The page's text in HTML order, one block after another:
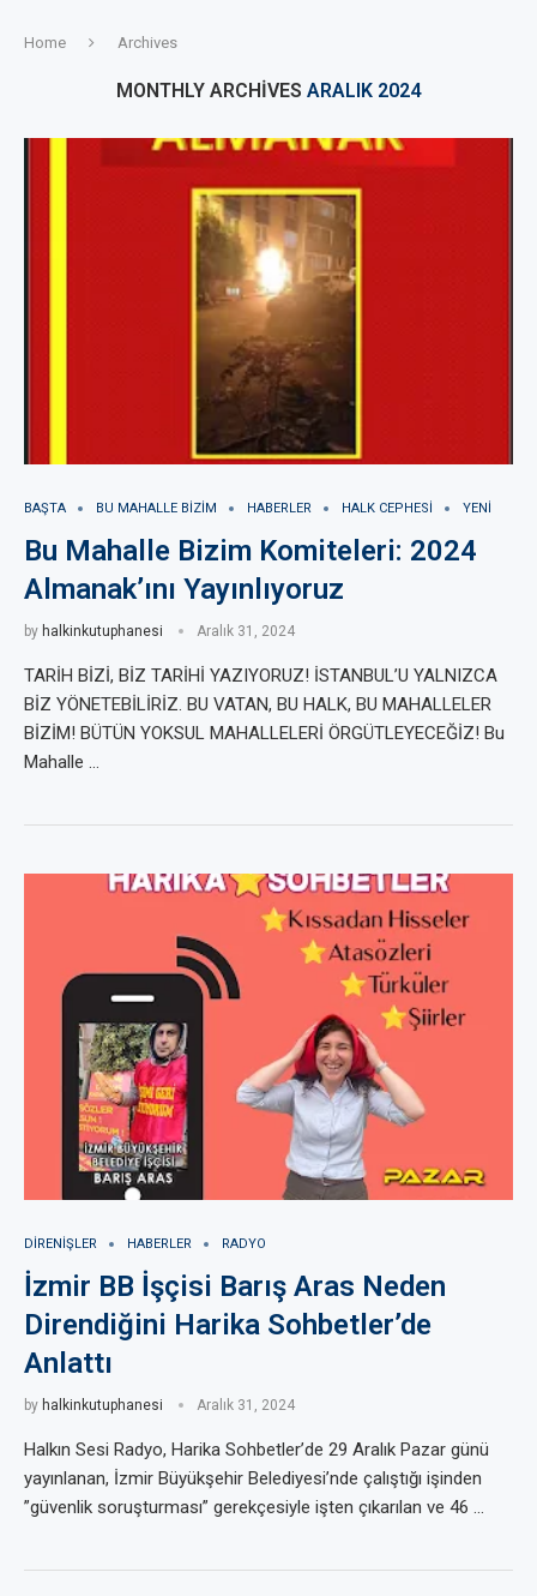
Home Archives
MONTHLY ARCHIVES ARALIK 2024
BAŞTA BU MAHALLE BIZIM HABERLER HALK CEPHESI YENI
Bu Mahalle Bizim Komiteleri: 2024
Almanak’ını Yayınlıyoruz
by halkinkutuphanesi Aralık 31, 2024
TARİH BİZİ, BİZ TARİHİ YAZIYORUZ! İSTANBUL’U YALNIZCA
BİZ YÖNETEBİLİRİZ. BU VATAN, BU HALK, BU MAHALLELER
BİZİM! BÜTÜN YOKSUL MAHALLELERİ ÖRGÜTLEYECEĞİZ! Bu
Mahalle …
DIRENIŞLER HABERLER RADYO
İzmir BB İşçisi Barış Aras Neden
Direndiğini Harika Sohbetler’de
Anlattı
by halkinkutuphanesi Aralık 31, 2024
Halkın Sesi Radyo, Harika Sohbetler’de 29 Aralık Pazar günü
yayınlanan, İzmir Büyükşehir Belediyesi’nde çalıştığı işinden
”güvenlik soruşturması” gerekçesiyle işten çıkarılan ve 46 …